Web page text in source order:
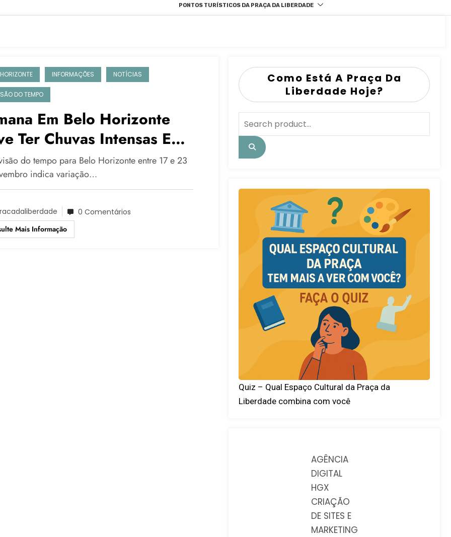
PONTOS TURÍSTICOS DA PRAÇA DA LIBERDADE
INFORMAÇÕES NOTÍCIAS
DO TEMPO
Em Belo Horizonte
Ter Chuvas Intensas E
De Temperatura
do tempo para Belo Horizonte entre 17 e 23
indica variação…
0 Comentários
Mais Informação
Como Está A Praça Da
Liberdade Hoje?
Quiz – Qual Espaço Cultural da Praça da
Liberdade combina com você
AGÊNCIA
DIGITAL
HGX
CRIAÇÃO
DE SITES E
MARKETING